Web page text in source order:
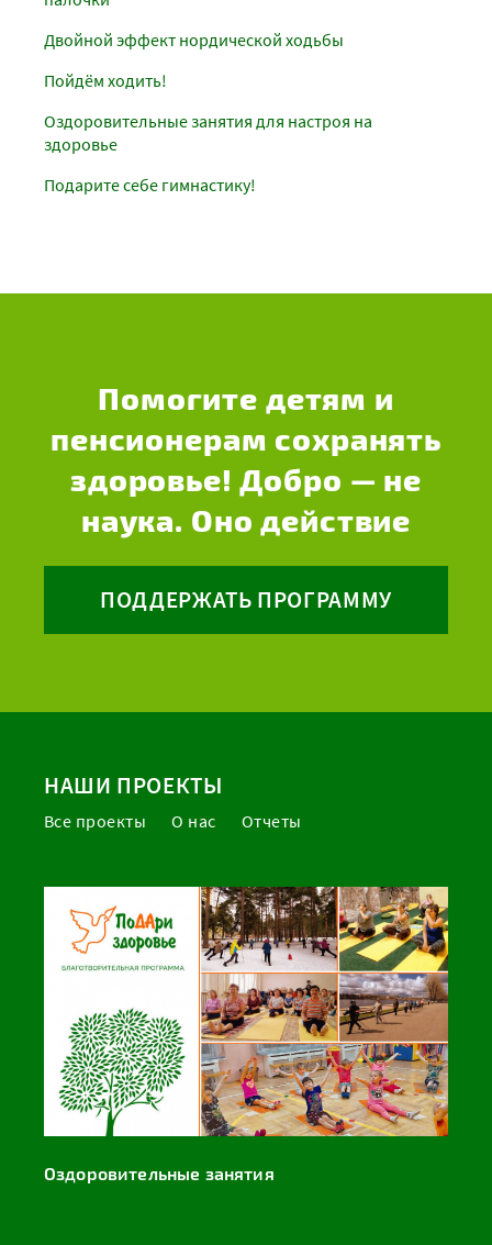
Двойной эффект нордической ходьбы
Пойдём ходить!
Оздоровительные занятия для настроя на
здоровье
Подарите себе гимнастику!
Помогите детям и
пенсионерам сохранять
здоровье! Добро — не
наука. Оно действие
ПОДДЕРЖАТЬ ПРОГРАММУ
НАШИ ПРОЕКТЫ
Все проекты О нас Отчеты
Оздоровительные занятия